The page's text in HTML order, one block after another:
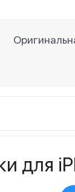
для